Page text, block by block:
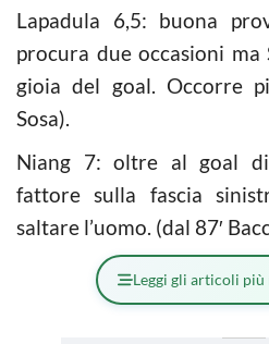
Lapadula 6,5: buona
procura due occasioni
gioia del goal. Occorre
Sosa).
Niang 7: oltre al goal
fattore sulla fascia
saltare l’uomo. (dal 87′
Leggi gli articoli più